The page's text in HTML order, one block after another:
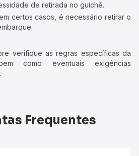
de retirada no guichê.
certos casos, é necessário retirar o
verifique as regras específicas da
como eventuais exigências
Frequentes